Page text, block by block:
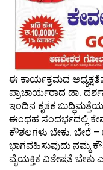
ಈ ಕಾರ್ಯಕ್ರಮದ
ಪ್ರಾಚಾರ್ಯರಾದ ಡಾ.
ಇಂದಿನ ಕೃತಕ
ಈಂಥಹ ಸಂದರ್ಭದಲ್ಲಿ
ಕೌಶಲಗಳು ಬೇಕು. ಬೇರೆ –
ಭಾಗವಹಿಸುವುದು ನಮ್ಮ
ವೈಯಕ್ತಿಕ ವಿಶೇಷತೆ ಬೇಕು